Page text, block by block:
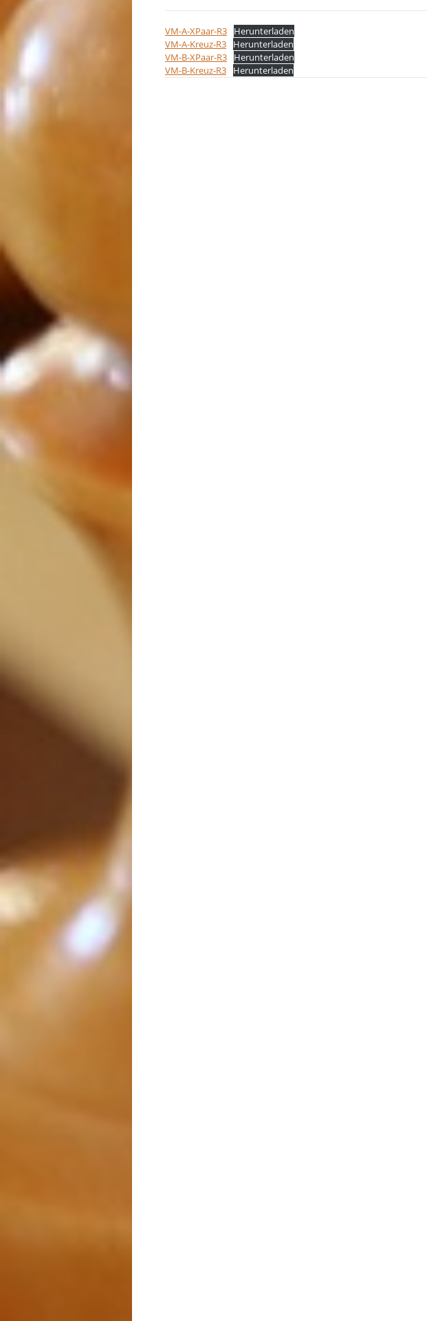
VM-A-XPaar-R3
Herunterladen
VM-A-Kreuz-R3
Herunterladen
VM-B-XPaar-R3
Herunterladen
VM-B-Kreuz-R3
Herunterladen